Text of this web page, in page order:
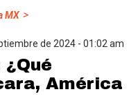
MX >
de 2024 - 01:02 am
América